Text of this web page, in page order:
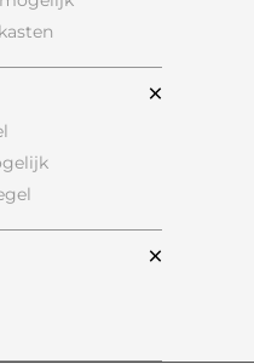
WILLISAU